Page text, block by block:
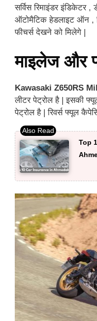
सर्विस रिमाइंडर इंडिकेटर
ऑटोमैटिक हेडलाइट ऑन ,
फीचर्स देखने को मिलेगे |
माइलेज और
Kawasaki Z650RS
लीटर पेट्रोल है | इसकी
पेट्रोल है | रिवर्स फ्यूल
Top